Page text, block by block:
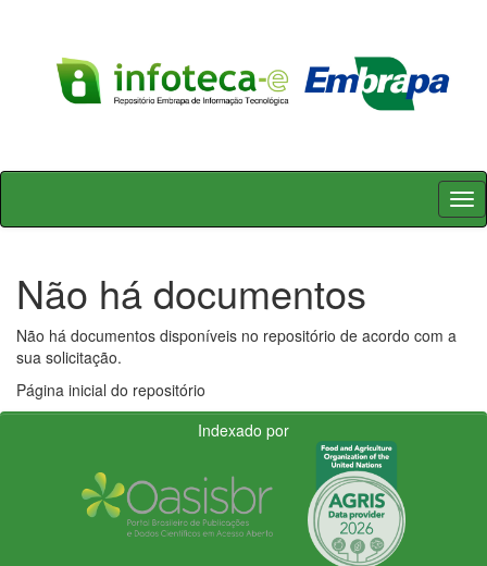
Skip
Não há documentos
Não há documentos disponíveis no repositório de acordo com a
sua solicitação.
Página inicial do repositório
Indexado por